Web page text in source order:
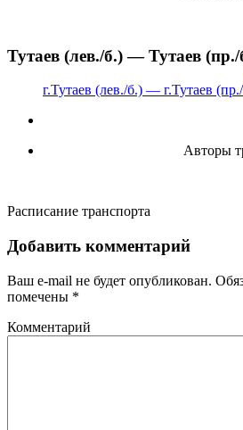
Тутаев (лев./б.) — Тутаев (пр./
г.Тутаев (лев./б.) — г.Тутаев
Авторы
Расписание транспорта
Добавить комментарий
Ваш e-mail не будет опубликован.
помечены *
Комментарий